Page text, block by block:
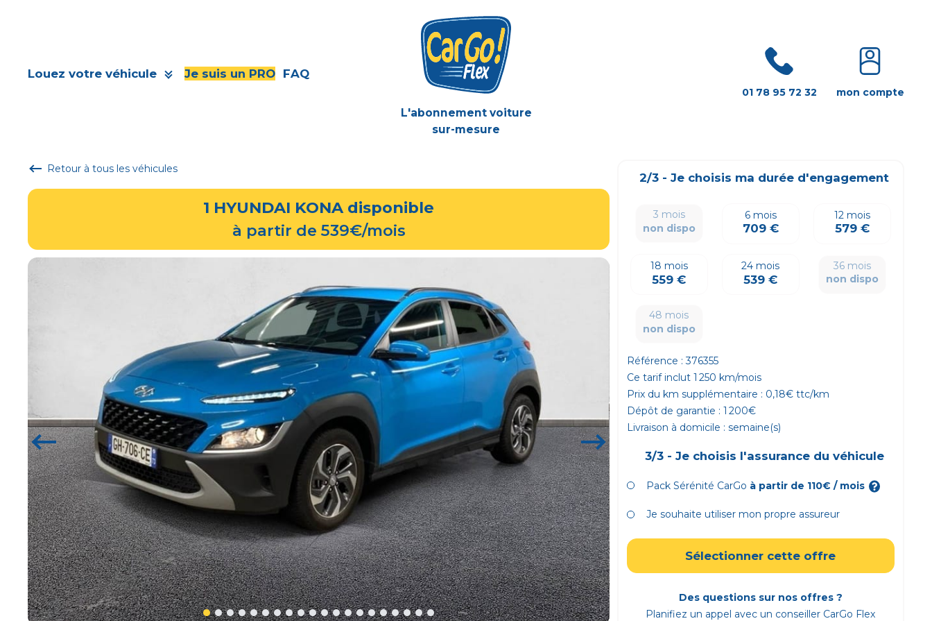
Louez votre véhicule Je suis un PRO FAQ
L'abonnement voiture
sur-mesure
01 78 95 72 32 mon compte
Retour à tous les véhicules
1 HYUNDAI KONAdisponible
à partir de 539€/mois
2/3 - Je choisis ma durée d'engagement
3 mois
non dispo
6 mois
709 €
12 mois
579 €
18 mois
559 €
24 mois
539 €
36 mois
non dispo
48 mois
non dispo
Référence :376355
Ce tarif inclut 1 250 km/mois
Prix du km supplémentaire : 0,18€ ttc/km
Dépôt de garantie : 1 200€
Livraison à domicile : semaine(s)
3/3 - Je choisis l'assurance du véhicule
Pack Sérénité CarGo à partir de 110€ / mois
Je souhaite utiliser mon propre assureur
Sélectionner cette offre
Des questions sur nos offres ?
Planifiez un appel avec un conseiller CarGo Flex